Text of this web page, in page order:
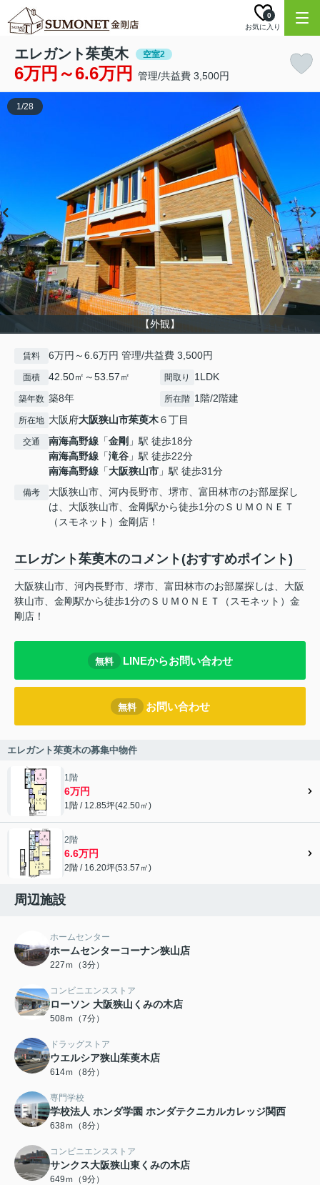
お気に入り
0
エレガント茱萸木 空室2
6万円～6.6万円 管理/共益費 3,500円
【外観】
1/28
賃料 6万円～6.6万円 管理/共益費 3,500円
面積 42.50㎡～53.57㎡ 間取り 1LDK
築年数 築8年 所在階 1階/2階建
所在地 大阪府大阪狭山市茱萸木６丁目
交通 南海高野線 「金剛 」駅 徒歩18分
南海高野線 「滝谷 」駅 徒歩22分
南海高野線 「大阪狭山市 」駅 徒歩31分
備考
大阪狭山市、河内長野市、堺市、富田林市のお部屋探し
は、大阪狭山市、金剛駅から徒歩1分のＳＵＭＯＮＥＴ
（スモネット）金剛店！
エレガント茱萸木のコメント(おすすめポイント)
大阪狭山市、河内長野市、堺市、富田林市のお部屋探しは、大阪
狭山市、金剛駅から徒歩1分のＳＵＭＯＮＥＴ（スモネット）金
剛店！
無料 LINEからお問い合わせ
無料 お問い合わせ
エレガント茱萸木の募集中物件
1階
6万円
1階 / 12.85坪(42.50㎡)
2階
6.6万円
2階 / 16.20坪(53.57㎡)
周辺施設
ホームセンター
ホームセンターコーナン狭山店
227ｍ（3分）
コンビニエンスストア
ローソン 大阪狭山くみの木店
508ｍ（7分）
ドラッグストア
ウエルシア狭山茱萸木店
614ｍ（8分）
専門学校
学校法人 ホンダ学園 ホンダテクニカルカレッジ関西
638ｍ（8分）
コンビニエンスストア
サンクス大阪狭山東くみの木店
649ｍ（9分）